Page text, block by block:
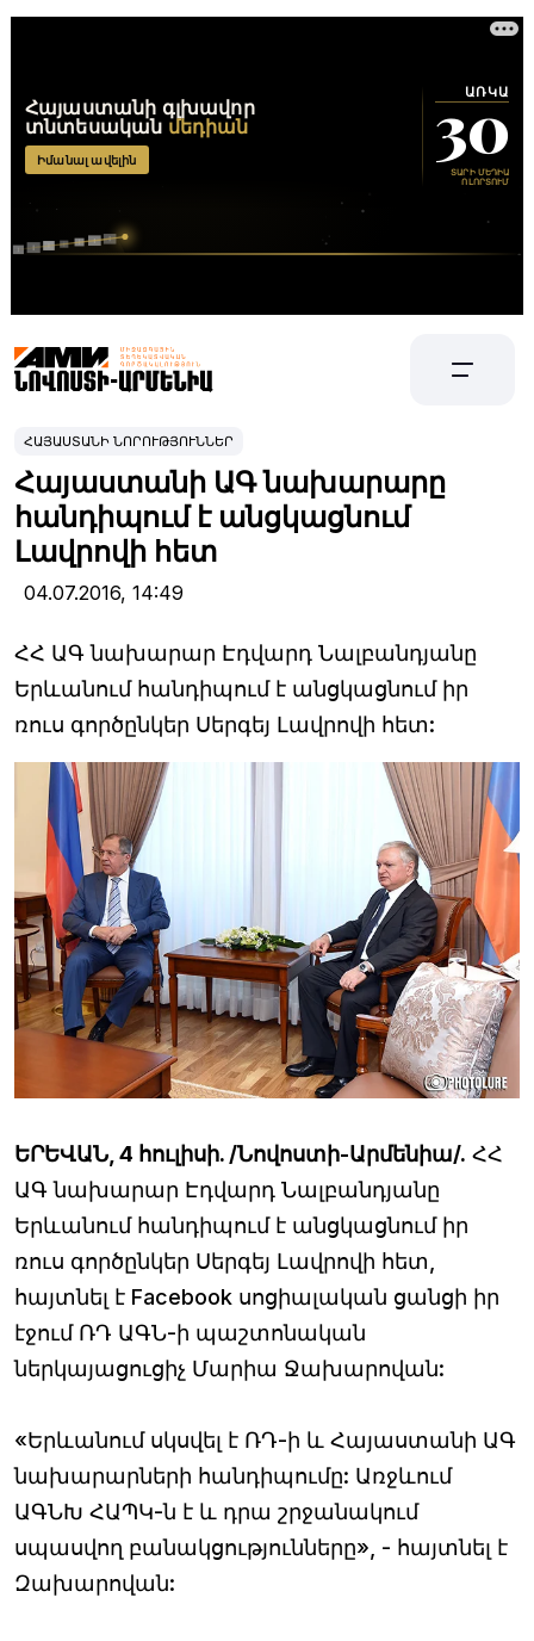
ՀԱՅԱՍՏԱՆԻ ՆՈՐՈՒԹՅՈՒՆՆԵՐ
Հայաստանի ԱԳ նախարարը
հանդիպում է անցկացնում
Լավրովի հետ
04.07.2016, 14:49
ՀՀ ԱԳ նախարար Էդվարդ Նալբանդյանը
Երևանում հանդիպում է անցկացնում իր
ռուս գործընկեր Սերգեյ Լավրովի հետ:
ԵՐԵՎԱՆ, 4 հուլիսի. /Նովոստի-Արմենիա/. ՀՀ
ԱԳ նախարար Էդվարդ Նալբանդյանը
Երևանում հանդիպում է անցկացնում իր
ռուս գործընկեր Սերգեյ Լավրովի հետ,
հայտնել է Facebook սոցիալական ցանցի իր
էջում ՌԴ ԱԳՆ-ի պաշտոնական
ներկայացուցիչ Մարիա Ջախարովան:
«Երևանում սկսվել է ՌԴ-ի և Հայաստանի ԱԳ
նախարարների հանդիպումը: Առջևում
ԱԳՆԽ ՀԱՊԿ-ն է և դրա շրջանակում
սպասվող բանակցությունները», - հայտնել է
Զախարովան: